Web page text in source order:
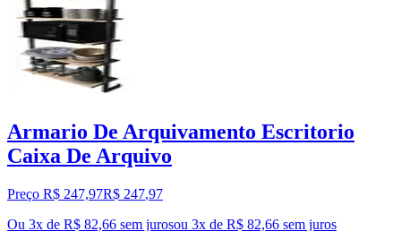
Armario De Arquivamento Escritorio
Caixa De Arquivo
Preço R$ 247,97R$ 247,97
Ou 3x de R$ 82,66 sem jurosou 3x de R$ 82,66 sem juros